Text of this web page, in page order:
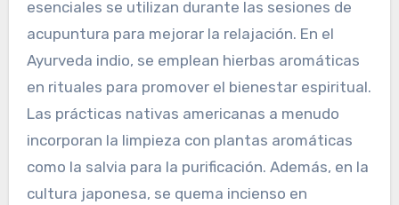
¿Qué rituales culturales
incorporan la aromaterapia?
La aromaterapia se integra en varios rituales
culturales en todo el mundo. Por ejemplo, en la
medicina tradicional china, los aceites
esenciales se utilizan durante las sesiones de
acupuntura para mejorar la relajación. En el